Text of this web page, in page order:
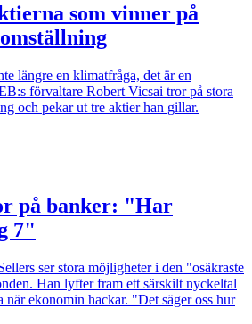
som vinner på
längre en klimatfråga, det är en
förvaltare Robert Vicsai tror på stora
och pekar ut tre aktier han gillar.
på banker: "Har
7"
ser stora möjligheter i den "osäkraste
Han lyfter fram ett särskilt nyckeltal
när ekonomin hackar. "Det säger oss hur